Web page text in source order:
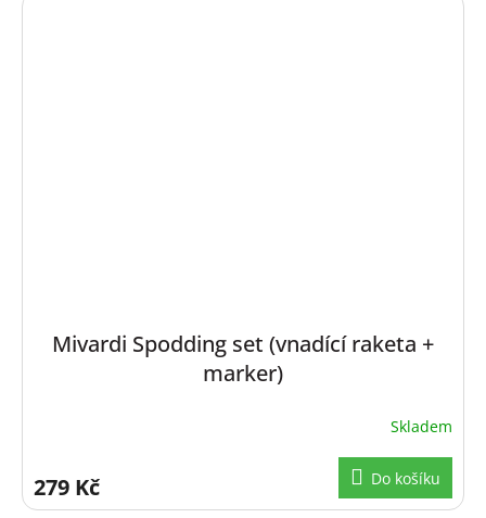
Mivardi Spodding set (vnadící raketa +
marker)
Skladem
279 Kč Do košíku